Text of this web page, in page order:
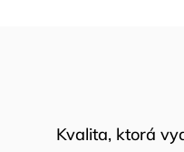
Kvalita, ktorá